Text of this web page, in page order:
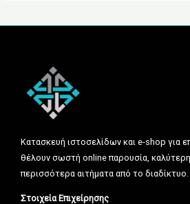
Κατασκευή ιστοσελίδων και e-shop για
θέλουν σωστή online παρουσία, καλύτερη
περισσότερα αιτήματα από το διαδίκτυο.
Στοιχεία Επιχείρησης